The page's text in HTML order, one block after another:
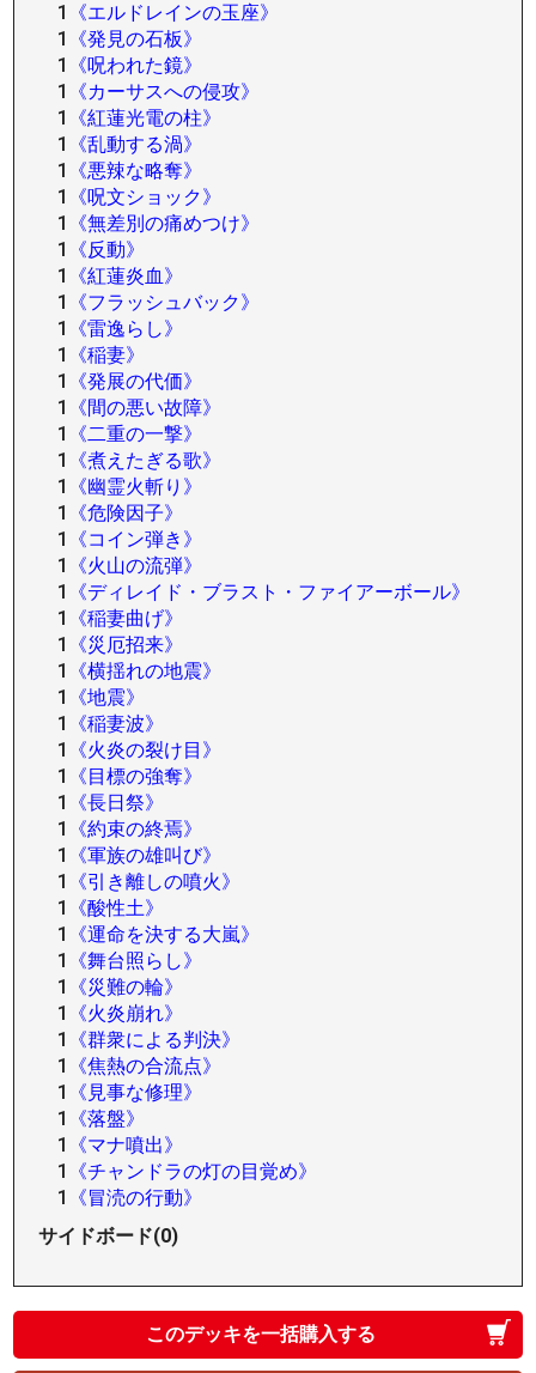
1
《エルドレインの玉座》
1
《発見の石板》
1
《呪われた鏡》
1
《カーサスへの侵攻》
1
《紅蓮光電の柱》
1
《乱動する渦》
1
《悪辣な略奪》
1
《呪文ショック》
1
《無差別の痛めつけ》
1
《反動》
1
《紅蓮炎血》
1
《フラッシュバック》
1
《雷逸らし》
1
《稲妻》
1
《発展の代価》
1
《間の悪い故障》
1
《二重の一撃》
1
《煮えたぎる歌》
1
《幽霊火斬り》
1
《危険因子》
1
《コイン弾き》
1
《火山の流弾》
1
《ディレイド・ブラスト・ファイアーボール》
1
《稲妻曲げ》
1
《災厄招来》
1
《横揺れの地震》
1
《地震》
1
《稲妻波》
1
《火炎の裂け目》
1
《目標の強奪》
1
《長日祭》
1
《約束の終焉》
1
《軍族の雄叫び》
1
《引き離しの噴火》
1
《酸性土》
1
《運命を決する大嵐》
1
《舞台照らし》
1
《災難の輪》
1
《火炎崩れ》
1
《群衆による判決》
1
《焦熱の合流点》
1
《見事な修理》
1
《落盤》
1
《マナ噴出》
1
《チャンドラの灯の目覚め》
1
《冒涜の行動》
サイドボード(0)
このデッキを一括購入する